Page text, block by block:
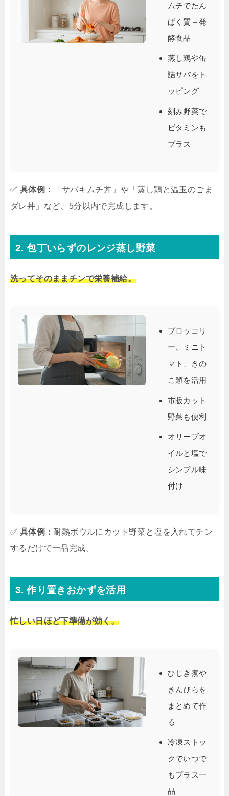
ムチでたん
ぱく質＋発
酵食品
蒸し鶏や缶
詰サバをト
ッピング
刻み野菜で
ビタミンも
プラス
✅ 具体例：
「サバキムチ丼」や「蒸し鶏と温玉のごま
ダレ丼」など、5分以内で完成します。
2. 包丁いらずのレンジ蒸し野菜
洗ってそのままチンで栄養補給。
ブロッコリ
ー、ミニト
マト、きの
こ類を活用
市販カット
野菜も便利
オリーブオ
イルと塩で
シンプル味
付け
✅ 具体例：耐熱ボウルにカット野菜と塩を入れてチン
するだけで一品完成。
3. 作り置きおかずを活用
忙しい日ほど下準備が効く。
ひじき煮や
きんぴらを
まとめて作
る
冷凍ストッ
クでいつで
もプラス一
品